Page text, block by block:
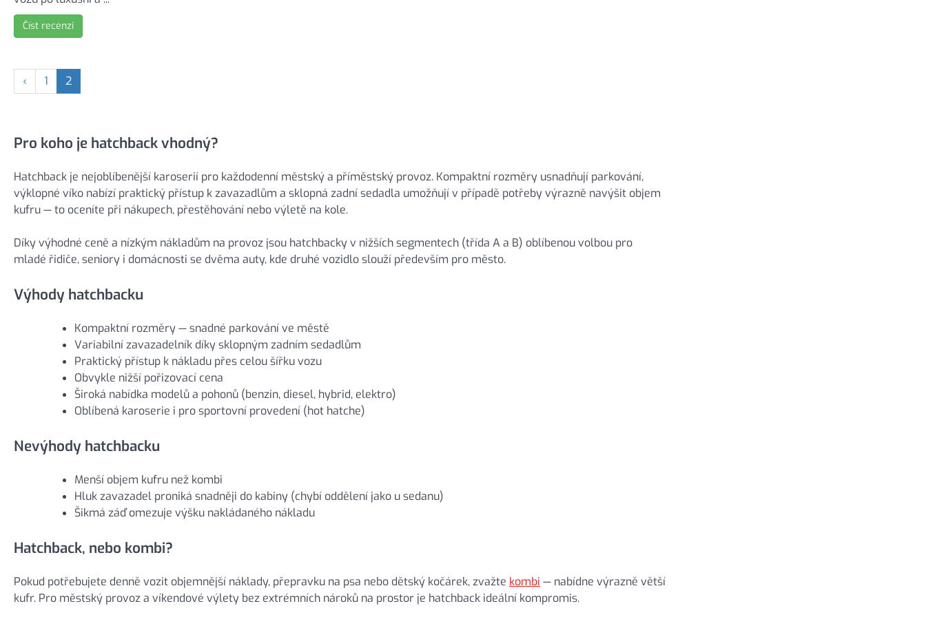
Číst recenzi
‹ 1 2
Pro koho je hatchback vhodný?
Hatchback je nejoblíbenější karoserií pro každodenní městský a příměstský provoz. Kompaktní rozměry usnadňují parkování,
výklopné víko nabízí praktický přístup k zavazadlům a sklopná zadní sedadla umožňují v případě potřeby výrazně navýšit objem
kufru — to oceníte při nákupech, přestěhování nebo výletě na kole.
Díky výhodné ceně a nízkým nákladům na provoz jsou hatchbacky v nižších segmentech (třída A a B) oblíbenou volbou pro
mladé řidiče, seniory i domácnosti se dvěma auty, kde druhé vozidlo slouží především pro město.
Výhody hatchbacku
Kompaktní rozměry — snadné parkování ve městě
Variabilní zavazadelník díky sklopným zadním sedadlům
Praktický přístup k nákladu přes celou šířku vozu
Obvykle nižší pořizovací cena
Široká nabídka modelů a pohonů (benzin, diesel, hybrid, elektro)
Oblíbená karoserie i pro sportovní provedení (hot hatche)
Nevýhody hatchbacku
Menší objem kufru než kombi
Hluk zavazadel proniká snadněji do kabiny (chybí oddělení jako u sedanu)
Šikmá záď omezuje výšku nakládaného nákladu
Hatchback, nebo kombi?
Pokud potřebujete denně vozit objemnější náklady, přepravku na psa nebo dětský kočárek, zvažte kombi — nabídne výrazně větší
kufr. Pro městský provoz a víkendové výlety bez extrémních nároků na prostor je hatchback ideální kompromis.